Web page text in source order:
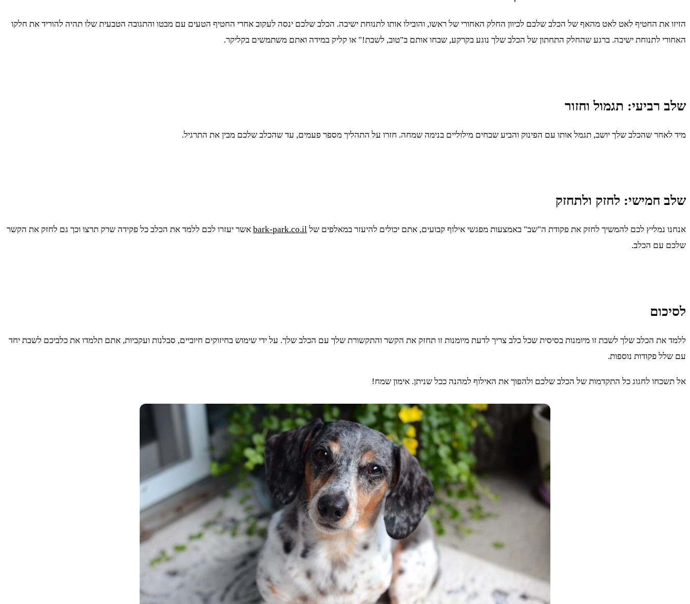
הזיזו את החטיף לאט לאט מהאף של הכלב שלכם לכיוון החלק האחורי של ראשו, והובילו אותו לתנוחת ישיבה. הכלב שלכם ינסה לעקוב אחרי החטיף הטעים עם מבטו והתגובה הטבעית שלו תהיה להוריד את חלקו
האחורי לתנוחת ישיבה. ברגע שהחלק התחתון של הכלב שלך נוגע בקרקע, שבחו אותם ב"טוב, לשבת!" או קליק במידה ואתם משתמשים בקליקר.
שלב רביעי: תגמול וחזור
מיד לאחר שהכלב שלך יושב, תגמל אותו עם הפינוק והביע שבחים מילוליים בנימה שמחה. חזרו על התהליך מספר פעמים, עד שהכלב שלכם מבין את התרגיל.
שלב חמישי: לחזק ולתחזק
אנחנו נמליץ לכם להמשיך לחזק את פקודת ה"שב" באמצעות מפגשי אילוף קבועים, אתם יכולים להיעזר במאלפים של bark-park.co.il אשר יעזרו לכם ללמד את הכלב כל פקידה שרק תרצו וכך גם לחזק את הקשר
שלכם עם הכלב.
לסיכום
ללמד את הכלב שלך לשבת זו מיומנות בסיסית שכל כלב צריך לדעת מיומנות זו תחזק את הקשר והתקשורת שלך עם הכלב שלך. על ידי שימוש בחיזוקים חיוביים, סבלנות ועקביות, אתם תלמדו את כלביכם לשבת יחד
עם שלל פקודות נוספות.
אל תשכחו לחגוג כל התקדמות של הכלב שלכם ולהפוך את האילוף למהנה ככל שניתן. אימון שמח!